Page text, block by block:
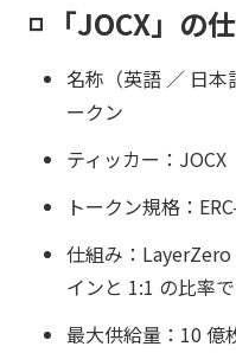
◽️ 「JOCX」の
名称（英語 ／ 日本
ークン
ティッカー：JOCX
トークン規格：
仕組み：
インと 1:1 の比率
最大供給量：10 億